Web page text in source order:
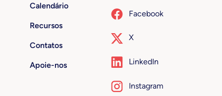
Calendário
Recursos
Contatos
Apoie-nos
Facebook
X
LinkedIn
Instagram